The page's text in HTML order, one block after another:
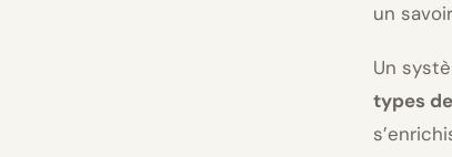
un
Un
types